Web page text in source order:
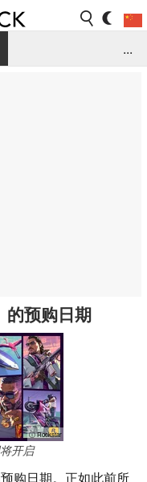
...
预购日期
ⓘ Rockstar
开启
购日期。正如此前所